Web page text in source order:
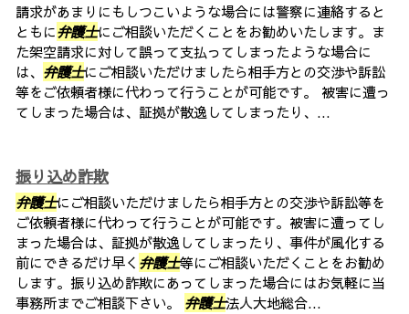
請求があまりにもしつこいような場合には警察に連絡すると
ともに弁護士にご相談いただくことをお勧めいたします。ま
た架空請求に対して誤って支払ってしまったような場合に
は、 弁護士にご相談いただけましたら相手方との交渉や訴訟
等をご依頼者様に代わって行うことが可能です。 被害に遭っ
てしまった場合は、証拠が散逸してしまったり、...
振り込め詐欺
弁護士にご相談いただけましたら相手方との交渉や訴訟等を
ご依頼者様に代わって行うことが可能です。被害に遭ってし
まった場合は、証拠が散逸してしまったり、事件が風化する
前にできるだけ早く 弁護士等にご相談いただくことをお勧め
します。振り込め詐欺にあってしまった場合にはお気軽に当
事務所までご相談下さい。 弁護士法人大地総合...